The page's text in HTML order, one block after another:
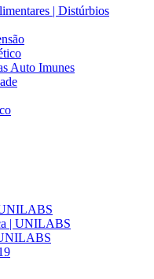
| Distúrbios
Auto Imunes
| UNILABS